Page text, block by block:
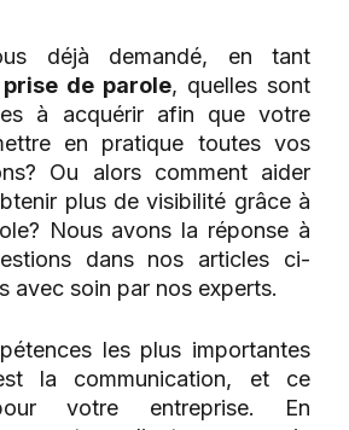
déjà demandé, en tant
de parole, quelles sont
à acquérir afin que votre
en pratique toutes vos
Ou alors comment aider
plus de visibilité grâce à
Nous avons la réponse à
dans nos articles ci-
avec soin par nos experts.
les plus importantes
la communication, et ce
votre entreprise. En